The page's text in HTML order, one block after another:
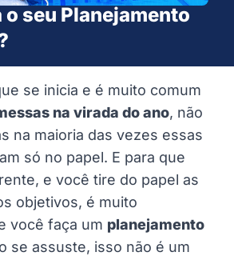
o seu Planejamento
se inicia e é muito comum
na virada do ano, não
na maioria das vezes essas
só no papel. E para que
e você tire do papel as
objetivos, é muito
você faça um planejamento
se assuste, isso não é um